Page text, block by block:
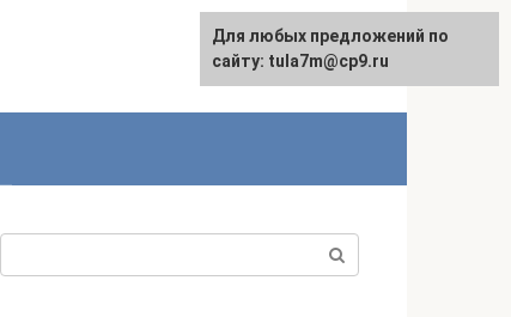
Для любых предложений по
сайту: tula7m@cp9.ru